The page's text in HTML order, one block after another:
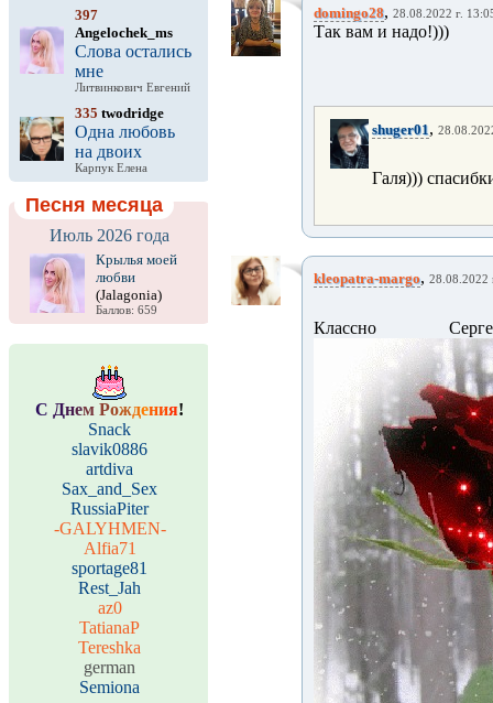
397
Angelochek_ms
Слова остались
мне
Литвинкович Евгений
335 twodridge
Одна любовь
на двоих
Карпук Елена
Песня месяца
Июль 2026 года
Крылья моей
любви
(Jalagonia)
Баллов: 659
С Днем Рождения!
Snack
slavik0886
artdiva
Sax_and_Sex
RussiaPiter
-GALYHMEN-
Alfia71
sportage81
Rest_Jah
az0
TatianaP
Tereshka
german
Semiona
domingo28, 28.08.2022 г.
Так вам и надо!)))
shuger01,
Галя)))
kleopatra-margo, 28.08.2022
Классно